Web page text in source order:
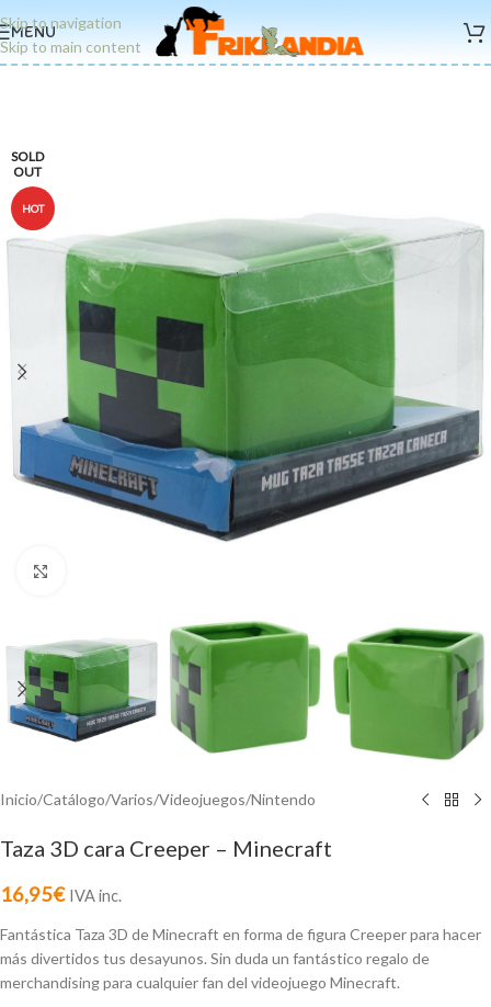
Skip to navigation
Skip to main content
MENU
SOLD
OUT
HOT
Inicio/Catálogo/Varios/Videojuegos/Nintendo
Taza 3D cara Creeper – Minecraft
16,95€ IVA inc.
Fantástica Taza 3D de Minecraft en forma de figura Creeper para hacer
más divertidos tus desayunos. Sin duda un fantástico regalo de
merchandising para cualquier fan del videojuego Minecraft.